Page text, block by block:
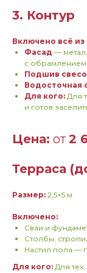
3. Контур
Включено всё из
Фасад —
с обрамлением
Подшив
Водосточная
Для кого: Для
и готов
Цена: от 2
Терраса
Размер: 2,5×5 м
Включено:
Сваи и
Столбы,
Настил пола —
Для кого: Для